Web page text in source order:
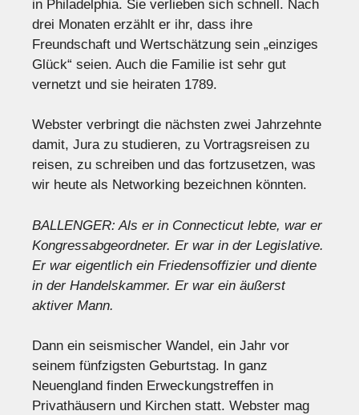
in Philadelphia. Sie verlieben sich schnell. Nach
drei Monaten erzählt er ihr, dass ihre
Freundschaft und Wertschätzung sein „einziges
Glück“ seien. Auch die Familie ist sehr gut
vernetzt und sie heiraten 1789.
Webster verbringt die nächsten zwei Jahrzehnte
damit, Jura zu studieren, zu Vortragsreisen zu
reisen, zu schreiben und das fortzusetzen, was
wir heute als Networking bezeichnen könnten.
BALLENGER: Als er in Connecticut lebte, war er
Kongressabgeordneter. Er war in der Legislative.
Er war eigentlich ein Friedensoffizier und diente
in der Handelskammer. Er war ein äußerst
aktiver Mann.
Dann ein seismischer Wandel, ein Jahr vor
seinem fünfzigsten Geburtstag. In ganz
Neuengland finden Erweckungstreffen in
Privathäusern und Kirchen statt. Webster mag